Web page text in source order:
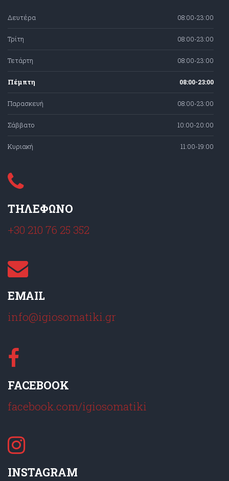
Δευτέρα 08:00-23:00
Τρίτη 08:00-23:00
Τετάρτη 08:00-23:00
Πέμπτη 08:00-23:00
Παρασκευή 08:00-23:00
Σάββατο 10:00-20:00
Κυριακή 11:00-19:00
ΤΗΛΕΦΩΝΟ
+30 210 76 25 352
EMAIL
info@igiosomatiki.gr
FACEBOOK
facebook.com/igiosomatiki
INSTAGRAM